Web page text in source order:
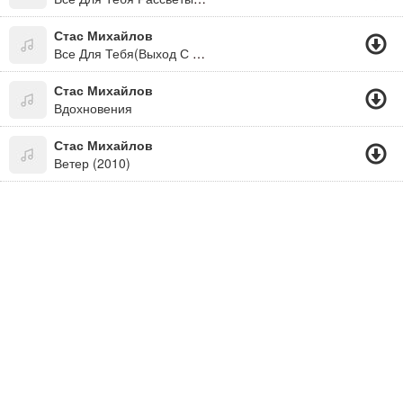
Стас Михайлов
Все Для Тебя(Выход С Дома Невесты В Загс)
Стас Михайлов
Вдохновения
Стас Михайлов
Ветер (2010)